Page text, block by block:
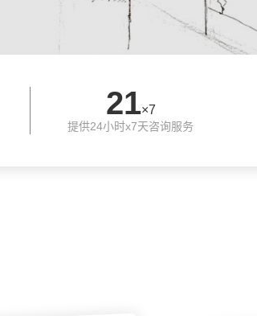
24×7
提供24小时x7天咨询服务